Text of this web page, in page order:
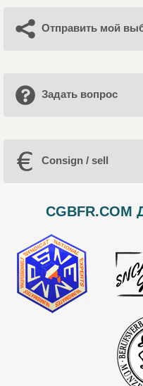
Отправить мой
Задать вопрос
Consign / sell